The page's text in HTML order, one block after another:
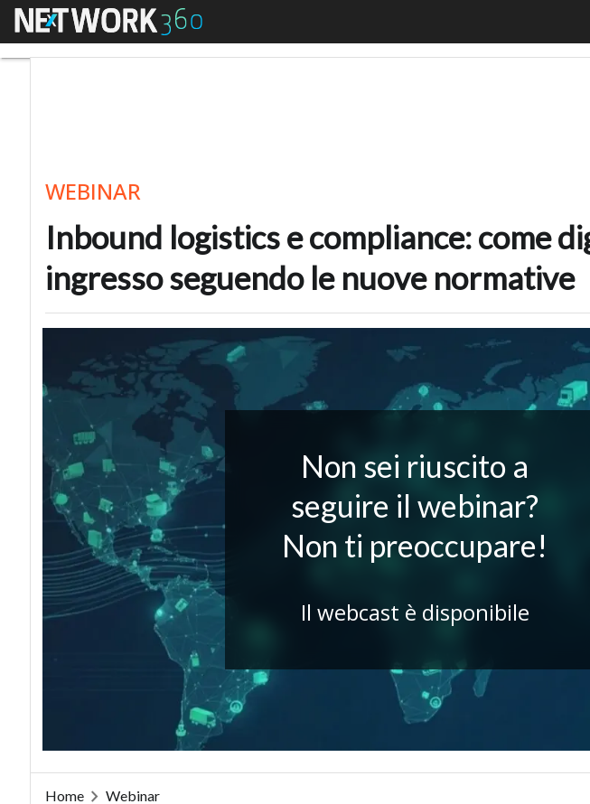
Menu Inbound logistics e compliance: come
WEBINAR
Inbound logistics e compliance: come
ingresso seguendo le nuove normative
Non sei riuscito a
seguire il webinar?
Non ti preoccupare!
Il webcast è disponibile
Home Webinar